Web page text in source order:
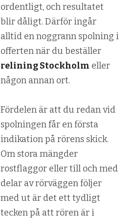
ordentligt, och resultatet
blir dåligt. Därför ingår
alltid en noggrann spolning i
offerten när du beställer
relining Stockholm eller
någon annan ort.
Fördelen är att du redan vid
spolningen får en första
indikation på rörens skick.
Om stora mängder
rostflaggor eller till och med
delar av rörväggen följer
med ut är det ett tydligt
tecken på att rören är i